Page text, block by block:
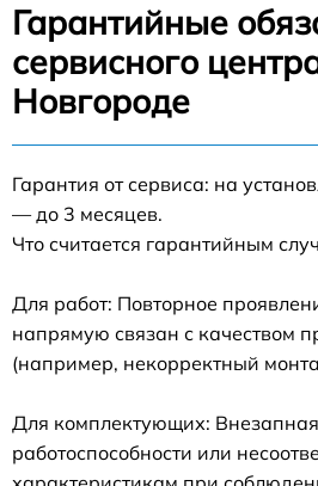
Гарантийные
сервисного
Новгороде
Гарантия от сервиса: на
— до 3 месяцев.
Что считается гарантийным
Для работ: Повторное
напрямую связан с качеством
(например, некорректный
Для комплектующих:
работоспособности или